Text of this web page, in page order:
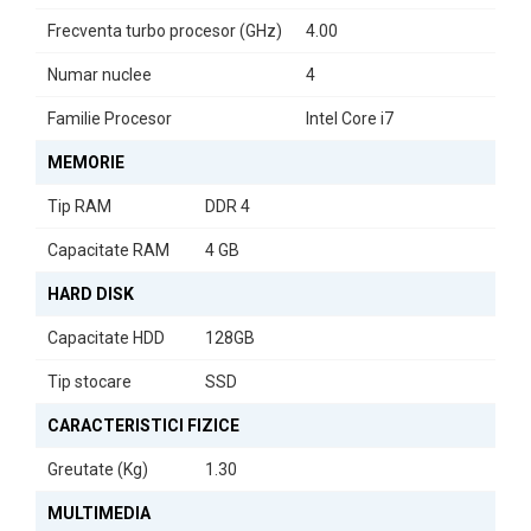
Laptopul este echipat cu webcam integrat, ideal pentru apeluri
Seria HP EliteBook este cunoscută pentru durabilitate, fiabilitate și
educaționale.
Memorie RAM: 4GB DDR4
Display: 14” Full HD Touchscreen
Format: 2-in-1 Convertible (x360)
Webcam: Integrat
Stare: Refurbished
Soluția Ideală pentru Mobilitate și Utilizare Flexibilă
Frecventa turbo procesor (GHz) 4.00
Numar nuclee 4
Familie Procesor Intel Core i7
MEMORIE
Tip RAM DDR 4
Capacitate RAM 4 GB
HARD DISK
Capacitate HDD 128GB
Tip stocare SSD
CARACTERISTICI FIZICE
Greutate (Kg) 1.30
MULTIMEDIA